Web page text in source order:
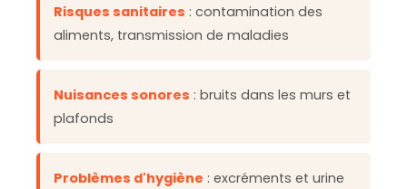
Risques sanitaires : contamination des
aliments, transmission de maladies
Nuisances sonores : bruits dans les murs et
plafonds
Problèmes d'hygiène : excréments et urine